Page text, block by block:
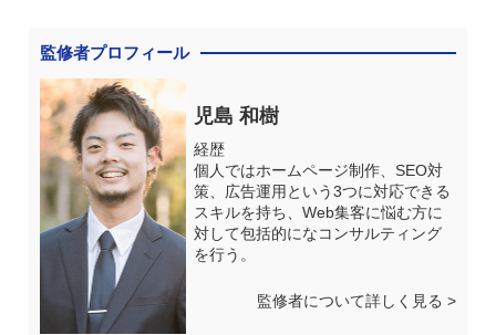
監修者プロフィール
児島 和樹
経歴
個人ではホームページ制作、SEO対
策、広告運用という3つに対応できる
スキルを持ち、Web集客に悩む方に
対して包括的になコンサルティング
を行う。
監修者について詳しく見る >